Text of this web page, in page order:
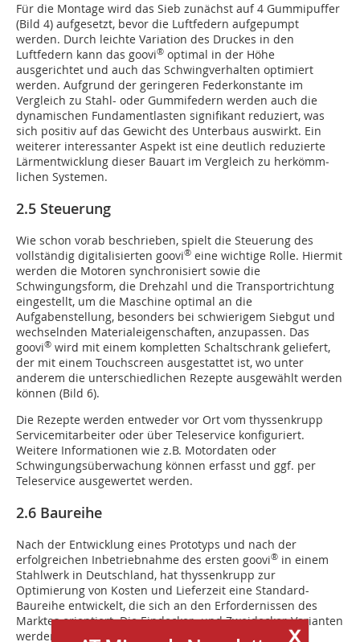
Für die Montage wird das Sieb zunächst auf 4 Gummipuffer
(Bild 4) aufgesetzt, bevor die Luftfedern aufgepumpt
werden. Durch leichte Variation des Druckes in den
Luftfedern kann das goovi® optimal in der Höhe
ausgerichtet und auch das Schwingverhalten optimiert
werden. Aufgrund der geringeren Federkonstante im
Vergleich zu Stahl- oder Gummifedern werden auch die
dynamischen Fundamentlasten signifikant reduziert, was
sich positiv auf das Gewicht des Unterbaus auswirkt. Ein
weiterer interessanter Aspekt ist eine deutlich reduzierte
Lärmentwicklung dieser Bauart im Vergleich zu herkömm­
lichen Systemen.
2.5 Steuerung
Wie schon vorab beschrieben, spielt die Steuerung des
vollständig digitalisierten goovi® eine wichtige Rolle. Hiermit
werden die Motoren synchronisiert sowie die
Schwingungsform, die Drehzahl und die Transportrichtung
eingestellt, um die Maschine optimal an die
Aufgabenstellung, besonders bei schwierigem Siebgut und
wechselnden Materialeigenschaften, anzupassen. Das
goovi® wird mit einem kompletten Schaltschrank geliefert,
der mit einem Touchscreen ausgestattet ist, wo unter
anderem die unterschiedlichen Rezepte ausgewählt werden
können (Bild 6).
Die Rezepte werden entweder vor Ort vom thyssenkrupp
Servicemitarbeiter oder über Teleservice konfiguriert.
Weitere Informationen wie z.B. Motordaten oder
Schwingungsüberwachung können erfasst und ggf. per
Teleservice ausgewertet werden.
2.6 Baureihe
Nach der Entwicklung eines Prototyps und nach der
erfolgreichen Inbetriebnahme des ersten goovi® in einem
Stahlwerk in Deutschland, hat thyssenkrupp zur
Optimierung von Kosten und Lieferzeit eine Standard-
Baureihe entwickelt, die sich an den Erfordernissen des
Marktes orientiert. Die Eindecker- und Zweidecker-Varianten
werden in sechs unterschiedlichen Breiten und vier
x